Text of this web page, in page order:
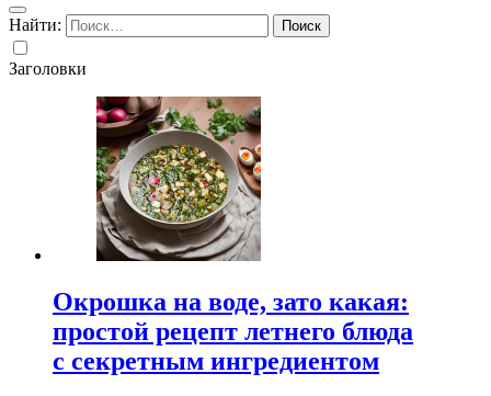
Найти:
Заголовки
Окрошка на воде, зато какая:
простой рецепт летнего блюда
с секретным ингредиентом